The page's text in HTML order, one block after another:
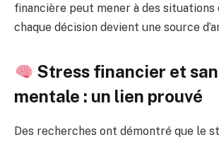
financière peut mener à des
chaque décision devient une source
Stress financier et
mentale : un lien prouvé
Des recherches ont démontré que le